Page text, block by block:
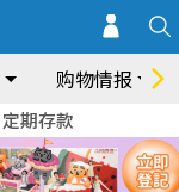
购物情报
定期存款